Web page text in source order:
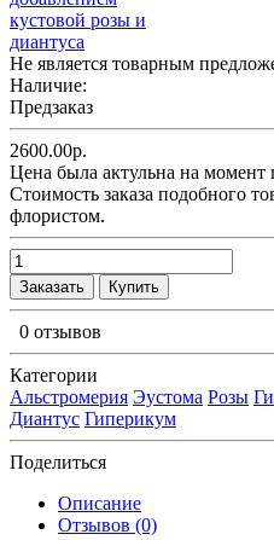
Не является товарным
Наличие:
Предзаказ
2600.00р.
Цена была актульна на момент
Cтоимость заказа подобного
флористом.
Заказать Купить
0 отзывов
Категории
Альстромерия Эустома Розы
Диантус Гиперикум
Поделиться
Описание
Отзывов (0)